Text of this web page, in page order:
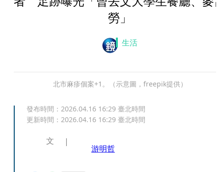
勞」
生活
北市麻疹個案+1。（示意圖，freepik提供）
發布時間： 2026.04.16 16:29 臺北時間
更新時間： 2026.04.16 16:29 臺北時間
文
游明哲